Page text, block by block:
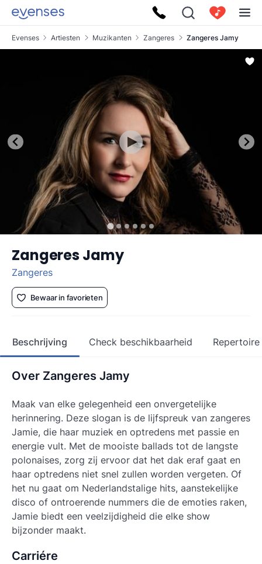
Evenses Artiesten Muzikanten Zangeres Zangeres Jamy
Zangeres Jamy
Zangeres
Bewaar in favorieten
Beschrijving Check beschikbaarheid Repertoire
Over Zangeres Jamy
Maak van elke gelegenheid een onvergetelijke
herinnering. Deze slogan is de lijfspreuk van zangeres
Jamie, die haar muziek en optredens met passie en
energie vult. Met de mooiste ballads tot de langste
polonaises, zorg zij ervoor dat het dak eraf gaat en
haar optredens niet snel zullen worden vergeten. Of
het nu gaat om Nederlandstalige hits, aanstekelijke
disco of ontroerende nummers die de emoties raken,
Jamie biedt een veelzijdigheid die elke show
bijzonder maakt.
Carriére